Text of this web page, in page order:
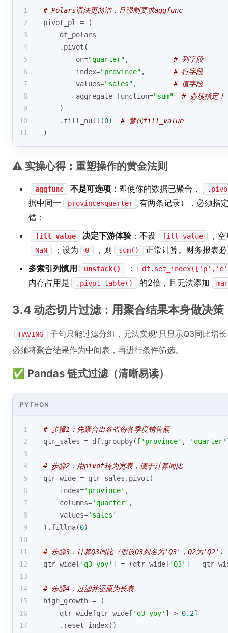
1
# Polars语法更简洁，且强制要求aggfunc
2
pivot_pl = (
3
    df_polars
4
    .pivot(
5
        on=
"quarter" , # 列字段
6
        index=
"province" , # 行字段
7
        values=
"sales" , # 值字段
8
        aggregate_function=
"sum"
# 必须指定！
9
    )
10
    .fill_null(
0) # 替代fill_value
11
)
⚠️ 实操心得：重塑操作的黄金法则
aggfunc 不是可选项 ：即使你的数据已聚合，
据中同一 province×quarter
有两条记录），必须指
错；
fill_value 决定下游体验：不设 fill_value ，
NaN ；设为 0 ，则 sum()
正常计算。财务报表
多索引列慎用
unstack() ：
内存占用是 .pivot_table() 的2倍，且无法添加
3.4 动态切片过滤：用聚合结果本身做决策
HAVING
子句只能过滤分组，无法实现“只显示Q3同比增
必须将聚合结果作为中间表，再进行条件筛选。
✅ Pandas 链式过滤（清晰易读）
PYTHON
1
# 步骤1：先聚合出各省份各季度销售额
2
qtr_sales = df.groupby([ 'province' , 'quarter'
3
4
# 步骤2：用pivot转为宽表，便于计算同比
5
qtr_wide = qtr_sales.pivot(
6
    index=
'province' ,
7
    columns=
'quarter' ,
8
    values=
'sales'
9
).fillna(0)
10
11
# 步骤3：计算Q3同比（假设Q3列名为'Q3'，Q2为'Q2'）
12
qtr_wide[ 'q3_yoy' ] = (qtr_wide[ 'Q3' ] -
13
14
# 步骤4：过滤并还原为长表
15
high_growth = (
16
    qtr_wide[qtr_wide[
'q3_yoy' ] > 0.2]
17
    .reset_index()